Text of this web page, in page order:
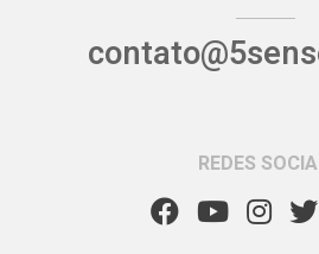
REDES